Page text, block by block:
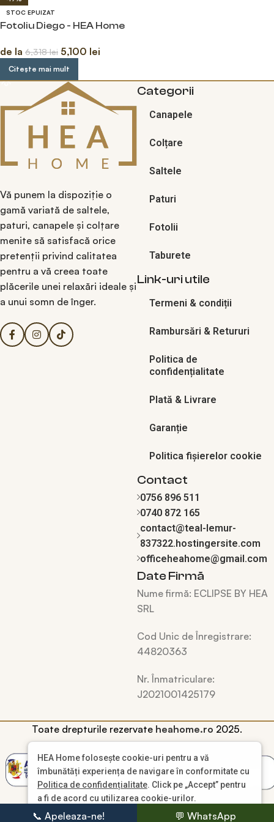
STOC EPUIZAT
Fotoliu Diego - HEA Home
de la 6,318lei 5,100 lei
Citește mai mult
Vă punem la dispoziție o
gamă variată de saltele,
paturi, canapele și colțare
menite să satisfacă orice
pretenții privind calitatea
pentru a vă creea toate
plăcerile unei relaxări ideale și
a unui somn de înger.
Categorii
Canapele
Colțare
Saltele
Paturi
Fotolii
Taburete
Link-uri utile
Termeni & condiții
Rambursări & Retururi
Politica de
confidențialitate
Plată & Livrare
Garanție
Politica fișierelor cookie
Contact
0756 896 511
0740 872 165
contact@teal-lemur-
837322.hostingersite.com
officeheahome@gmail.com
Date Firmă
Nume firmă: ECLIPSE BY HEA
SRL
Cod Unic de Înregistrare:
44820363
Nr. Înmatriculare:
J2021001425179
Toate drepturile rezervate heahome.ro 2025.
HEA Home folosește cookie-uri pentru a vă
îmbunătăți experiența de navigare în conformitate cu
Politica de confidențialitate. Click pe „Accept” pentru
a fi de acord cu utilizarea cookie-urilor.
📞 Apeleaza-ne! 💬 WhatsApp